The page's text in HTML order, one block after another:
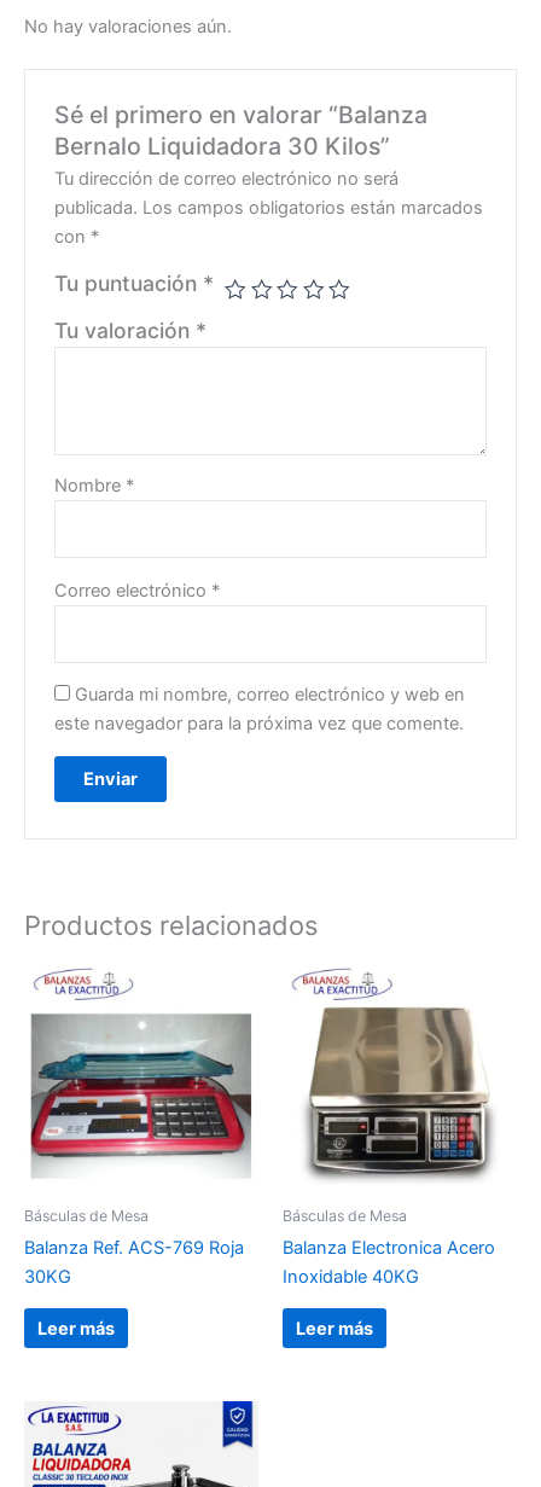
No hay valoraciones aún.
Sé el primero en valorar “Balanza
Bernalo Liquidadora 30 Kilos”
Tu dirección de correo electrónico no será
publicada. Los campos obligatorios están marcados
con *
Tu puntuación *
Tu valoración *
Nombre *
Correo electrónico *
Guarda mi nombre, correo electrónico y web en
este navegador para la próxima vez que comente.
Productos relacionados
Básculas de Mesa
Balanza Ref. ACS-769 Roja
30KG
Leer más
Básculas de Mesa
Balanza Electronica Acero
Inoxidable 40KG
Leer más